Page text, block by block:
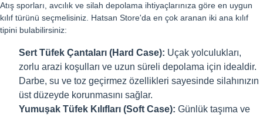
Atış sporları, avcılık ve silah depolama ihtiyaçlarınıza göre en uygun
kılıf türünü seçmelisiniz. Hatsan Store'da en çok aranan iki ana kılıf
tipini bulabilirsiniz:
Sert Tüfek Çantaları (Hard Case): Uçak yolculukları,
zorlu arazi koşulları ve uzun süreli depolama için idealdir.
Darbe, su ve toz geçirmez özellikleri sayesinde silahınızın
üst düzeyde korunmasını sağlar.
Yumuşak Tüfek Kılıfları (Soft Case): Günlük taşıma ve